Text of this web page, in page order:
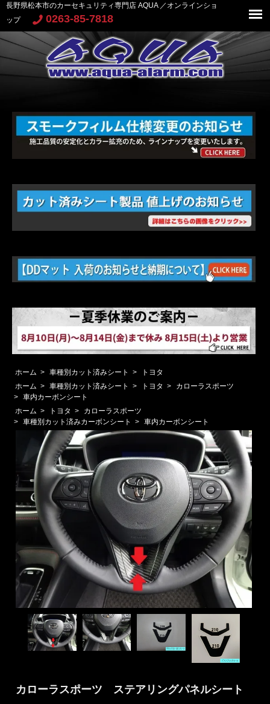
長野県松本市のカーセキュリティ専門店 AQUA ／オンラインショ
ップ
0263-85-7818
ホーム > 車種別カット済みシート >
トヨタ
ホーム > 車種別カット済みシート > トヨタ >
カローラスポーツ
> 車内カーボンシート
ホーム > トヨタ >
カローラスポーツ
> 車種別カット済みカーボンシート > 車内カーボンシート
カローラスポーツ ステアリングパネルシート